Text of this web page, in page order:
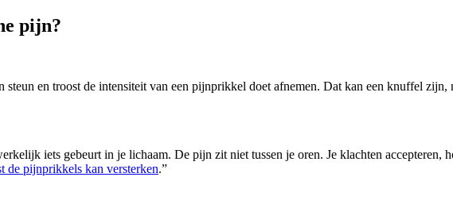
pijn?
en troost de intensiteit van een pijnprikkel doet afnemen. Dat kan een knuffel
iets gebeurt in je lichaam. De pijn zit niet tussen je oren. Je klachten
de pijnprikkels kan versterken.”